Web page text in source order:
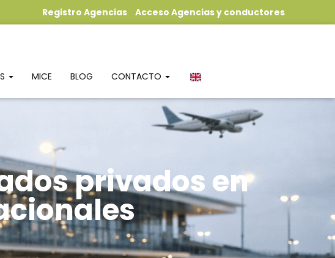
Registro Agencias Acceso Agencias y conductores
MICE BLOG CONTACTO
privados en